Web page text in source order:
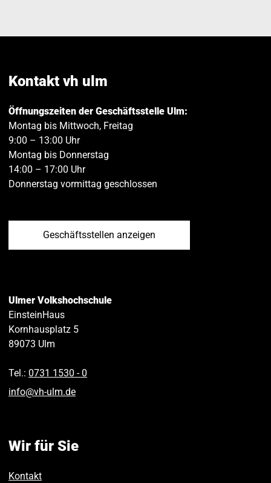
Kontakt vh ulm
Öffnungszeiten der Geschäftsstelle Ulm:
Montag bis Mittwoch, Freitag
9:00 – 13:00 Uhr
Montag bis Donnerstag
14:00 – 17:00 Uhr
Donnerstag vormittag geschlossen
Geschäftsstellen anzeigen
Ulmer Volkshochschule
EinsteinHaus
Kornhausplatz 5
89073 Ulm
Tel.: 0731 1530 ‑ 0
info@vh-ulm.de
Wir für Sie
Kontakt